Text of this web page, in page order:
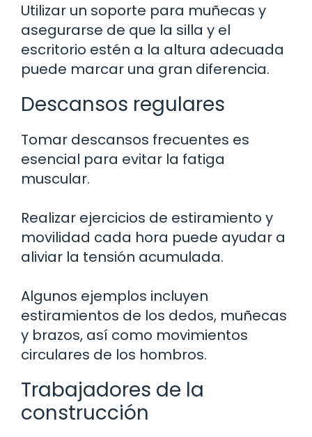
Utilizar un soporte para muñecas y
asegurarse de que la silla y el
escritorio estén a la altura adecuada
puede marcar una gran diferencia.
Descansos regulares
Tomar descansos frecuentes es
esencial para evitar la fatiga
muscular.
Realizar ejercicios de estiramiento y
movilidad cada hora puede ayudar a
aliviar la tensión acumulada.
Algunos ejemplos incluyen
estiramientos de los dedos, muñecas
y brazos, así como movimientos
circulares de los hombros.
Trabajadores de la
construcción